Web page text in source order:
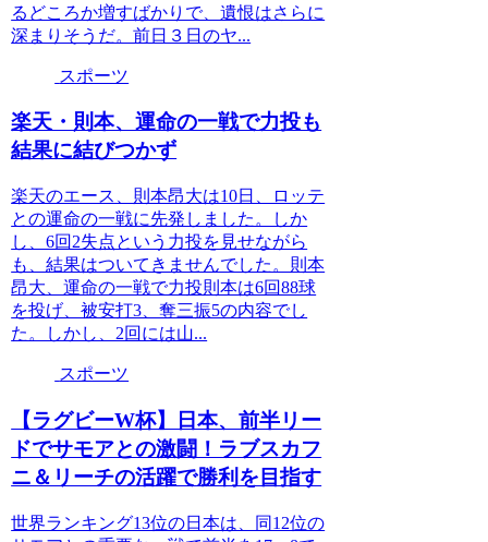
るどころか増すばかりで、遺恨はさらに
深まりそうだ。前日３日のヤ...
スポーツ
楽天・則本、運命の一戦で力投も
結果に結びつかず
楽天のエース、則本昂大は10日、ロッテ
との運命の一戦に先発しました。しか
し、6回2失点という力投を見せながら
も、結果はついてきませんでした。則本
昂大、運命の一戦で力投則本は6回88球
を投げ、被安打3、奪三振5の内容でし
た。しかし、2回には山...
スポーツ
【ラグビーW杯】日本、前半リー
ドでサモアとの激闘！ラブスカフ
ニ＆リーチの活躍で勝利を目指す
世界ランキング13位の日本は、同12位の